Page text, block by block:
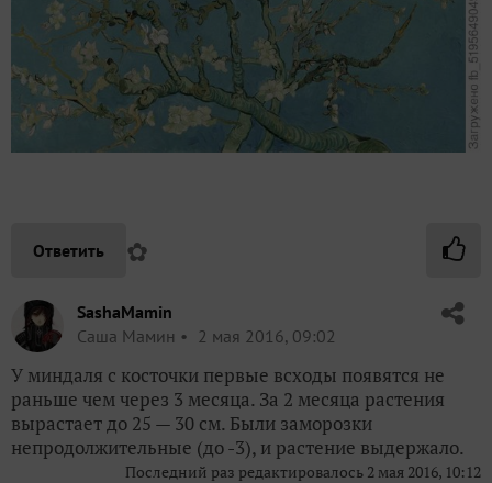
Ответить ✿
SashaMamin
Саша Мамин
2 мая 2016, 09:02
У миндаля с косточки первые всходы появятся не
раньше чем через 3 месяца. За 2 месяца растения
вырастает до 25 — 30 см. Были заморозки
непродолжительные (до -3), и растение выдержало.
Последний раз редактировалось 2 мая 2016, 10:12